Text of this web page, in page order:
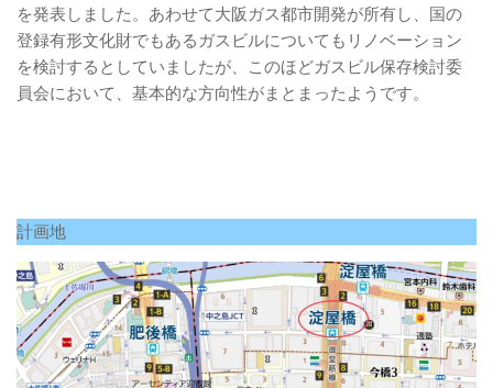
を発表しました。あわせて大阪ガス都市開発が所有し、国の
登録有形文化財でもあるガスビルについてもリノベーション
を検討するとしていましたが、このほどガスビル保存検討委
員会において、基本的な方向性がまとまったようです。
計画地